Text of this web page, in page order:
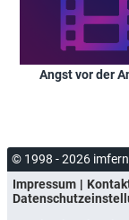
Angst vor der
© 1998 - 2026
Impressum